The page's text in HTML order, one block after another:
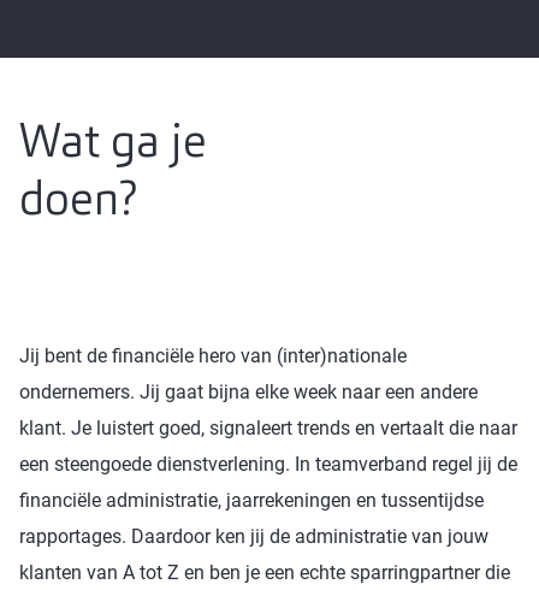
Wat ga je
doen?
Jij bent de financiële hero van (inter)nationale
ondernemers. Jij gaat bijna elke week naar een andere
klant. Je luistert goed, signaleert trends en vertaalt die naar
een steengoede dienstverlening. In teamverband regel jij de
financiële administratie, jaarrekeningen en tussentijdse
rapportages. Daardoor ken jij de administratie van jouw
klanten van A tot Z en ben je een echte sparringpartner die